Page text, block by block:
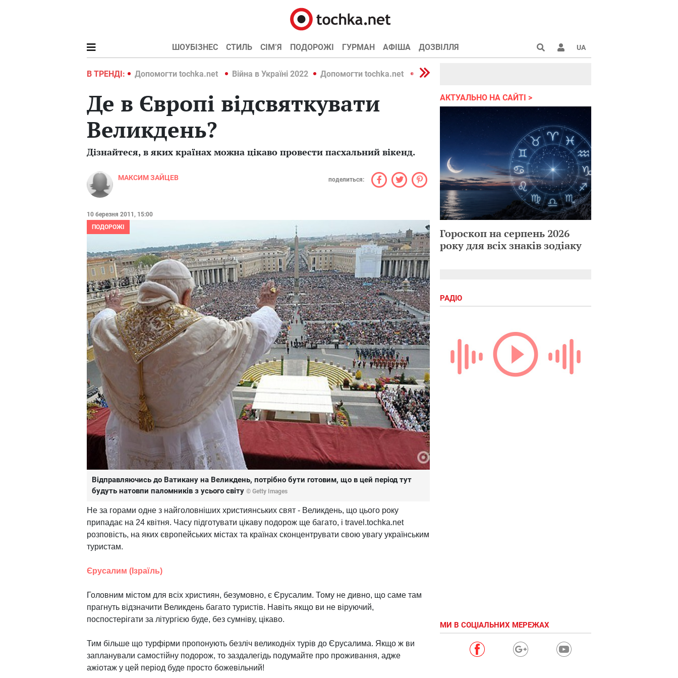
ШОУБІЗНЕС СТИЛЬ СІМ’Я ПОДОРОЖІ ГУРМАН АФІША ДОЗВІЛЛЯ UA
В ТРЕНДІ:
Війна в Україні 2022 Допомогти tochka.net Війна в Україні 2022 Допомогти tochka.net Війна в Україні 2022
Де в Європі відсвяткувати
Великдень?
Дізнайтеся, в яких країнах можна цікаво провести пасхальний вікенд.
МАКСИМ ЗАЙЦЕВ поделиться:
10 березня 2011, 15:00
ПОДОРОЖІ
Відправляючись до Ватикану на Великдень, потрібно бути готовим, що в цей період тут
будуть натовпи паломників з усього світу © Getty Images
Не за горами одне з найголовніших християнських свят - Великдень, що цього року
припадає на 24 квітня. Часу підготувати цікаву подорож ще багато, і travel.tochka.net
розповість, на яких європейських містах та країнах сконцентрувати свою увагу українським
туристам.
Єрусалим (Ізраїль)
Головним містом для всіх християн, безумовно, є Єрусалим. Тому не дивно, що саме там
прагнуть відзначити Великдень багато туристів. Навіть якщо ви не віруючий,
поспостерігати за літургією буде, без сумніву, цікаво.
Тим більше що турфірми пропонують безліч великодніх турів до Єрусалима. Якщо ж ви
запланували самостійну подорож, то заздалегідь подумайте про проживання, адже
ажіотаж у цей період буде просто божевільний!
АКТУАЛЬНО НА САЙТІ
Гороскоп на серпень 2026
року для всіх знаків зодіаку
РАДІО
МИ В СОЦІАЛЬНИХ МЕРЕЖАХ